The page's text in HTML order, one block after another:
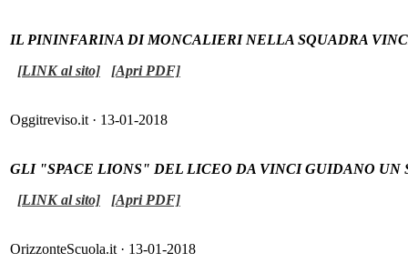
IL PININFARINA DI MONCALIERI NELLA SQUADRA
[LINK al sito]
[Apri PDF]
Oggitreviso.it · 13-01-2018
GLI "SPACE LIONS" DEL LICEO DA VINCI GUIDANO
[LINK al sito]
[Apri PDF]
OrizzonteScuola.it · 13-01-2018